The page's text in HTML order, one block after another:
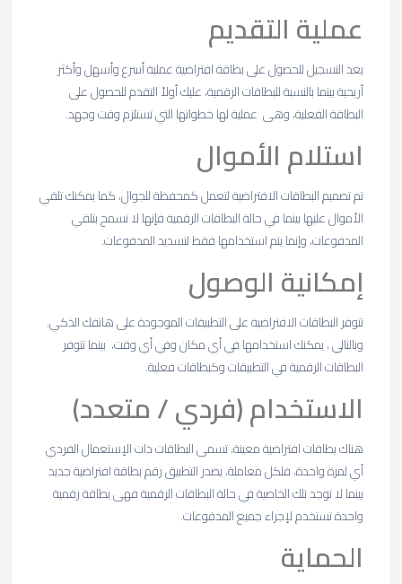
عملية التقديم
يعد التسجيل للحصول على بطاقة افتراضية عملية أسرع وأسهل وأكثر
أريحية بينما بالنسبة للبطاقات الرقمية، عليك أولاً التقدم للحصول على
البطاقة الفعلية، وهى عملية لها خطواتها التي تستلزم وقت وجهد.
استلام الأموال
تم تصميم البطاقات الافتراضية لتعمل كمحفظة للجوال، كما يمكنك تلقي
الأموال عليها بينما في حالة البطاقات الرقمية فإنها لا تسمح بتلقي
المدفوعات، وإنما يتم استخدامها فقط لتسديد المدفوعات.
إمكانية الوصول
تتوفر البطاقات الافتراضية على التطبيقات الموجودة على هاتفك الذكي.
وبالتالي ، يمكنك استخدامها في أي مكان وفي أي وقت، بينما تتوفر
البطاقات الرقمية في التطبيقات وكبطاقات فعلية.
الاستخدام (فردي / متعدد)
هناك بطاقات افتراضية معينة، تسمى البطاقات ذات الإستعمال الفردي
أي لمرة واحدة، فلكل معاملة، يصدر التطبيق رقم بطاقة افتراضية جديد
بينما لا توجد تلك الخاصية في حالة البطاقات الرقمية فهى بطاقة رقمية
واحدة تستخدم لإجراء جميع المدفوعات.
الحماية